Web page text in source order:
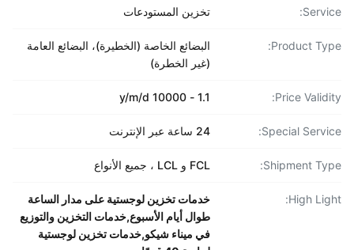
تخزين المستودعات
Product
البضائع الخاصة (الخطيرة)، البضائع العامة
(غير الخطرة)
Price
Special
Shipment
High
خدمات تخزين لوجستية على مدار الساعة
طوال أيام الأسبوع,خدمات التخزين والتوزيع
في ميناء شيکو,خدمات تخزين لوجستية